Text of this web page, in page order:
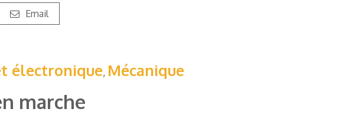
Email
électronique, Mécanique
marche